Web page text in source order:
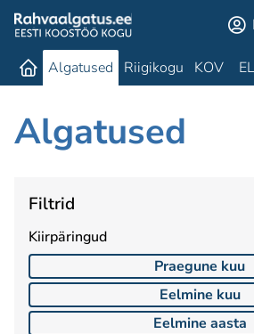
Algatused Riigikogu KOV EL
Algatused
Filtrid
Kiirpäringud
Praegune kuu
Eelmine kuu
Eelmine aasta